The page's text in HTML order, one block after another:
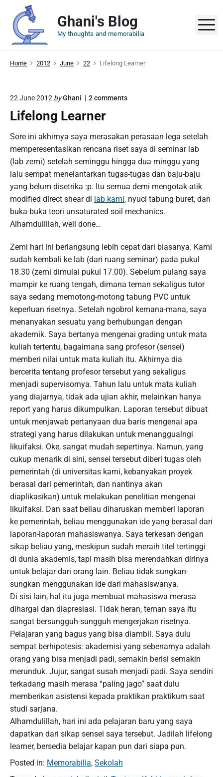
Ghani's Blog
My thoughts and memorabilia
Home 2012 June 22 Lifelong Learner
22 June 2012 byGhani 2commentso
i
f
e
l
n
g
L
a
r
"
Lifelong Learner
Sore ini akhirnya saya merasakan perasaan lega setelah
memperesentasikan rencana riset saya di seminar lab
(lab zemi) setelah seminggu hingga dua minggu yang
lalu sempat menelantarkan tugas-tugas dan baju-baju
yang belum disetrika :p. Itu semua demi mengotak-atik
modified direct shear di lab kami, nyuci tabung buret, dan
buka-buka teori unsaturated soil mechanics.
Alhamdulillah, well done…
Zemi hari ini berlangsung lebih cepat dari biasanya. Kami
sudah kembali ke lab (dari ruang seminar) pada pukul
18.30 (zemi dimulai pukul 17.00). Sebelum pulang saya
mampir ke ruang tengah, dimana teman sekaligus tutor
saya sedang memotong-motong tabung PVC untuk
keperluan risetnya. Setelah ngobrol kemana-mana, saya
menanyakan sesuatu yang berhubungan dengan
akademik. Saya bertanya mengenai grading untuk mata
kuliah tertentu, bagaimana sang profesor (sensei)
memberi nilai untuk mata kuliah itu. Akhirnya dia
bercerita tentang profesor tersebut yang sekaligus
menjadi supervisornya. Tahun lalu untuk mata kuliah
yang diajarnya, tidak ada ujian akhir, melainkan hanya
report yang harus dikumpulkan. Laporan tersebut dibuat
untuk menjawab pertanyaan dua baris mengenai apa
strategi yang harus dilakukan untuk menanggualngi
likuifaksi. Oke, sangat mudah sepertinya. Namun, yang
cukup menarik di sini, sensei tersebut diberi tugas oleh
pemerintah (di universitas kami, kebanyakan proyek
berasal dari pemerintah, dan nantinya akan
diaplikasikan) untuk melakukan penelitian mengenai
likuifaksi. Dan saat beliau diharuskan memberi laporan
ke pemerintah, beliau menggunakan ide yang berasal dari
laporan-laporan mahasiswanya. Saya terkesan dengan
sikap beliau yang, meskipun sudah meraih titel tertinggi
di dunia akademis, tapi masih bisa merendahkan dirinya
untuk belajar dari orang lain. Beliau tidak sungkan-
sungkan menggunakan ide dari mahasiswanya.
Di sisi lain, hal itu juga membuat mahasiswa merasa
dihargai dan diapresiasi. Tidak heran, teman saya itu
sangat bersungguh-sungguh mengerjakan risetnya.
Pelajaran yang bagus yang bisa diambil. Saya dulu
sempat berhipotesis: akademisi yang sebenarnya adalah
orang yang bisa menjadi padi, semakin berisi semakin
merunduk. Jujur, sangat susah menjadi padi. Saya sendiri
terkadang masih merasa “paling jago” saat dulu
memberikan asistensi kepada praktikan praktikum saat
studi sarjana.
Alhamdulillah, hari ini ada pelajaran baru yang saya
dapatkan dari sikap sensei saya tersebut. Jadilah lifelong
learner, bersedia belajar kapan pun dari siapa pun.
Posted in: Memorabilia, Sekolah